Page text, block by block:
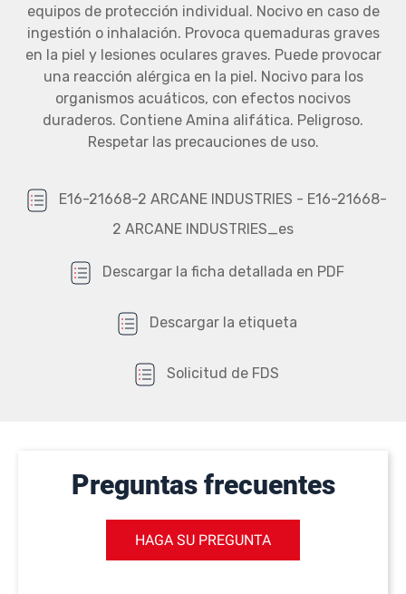
equipos de protección individual. Nocivo en caso de
ingestión o inhalación. Provoca quemaduras graves
en la piel y lesiones oculares graves. Puede provocar
una reacción alérgica en la piel. Nocivo para los
organismos acuáticos, con efectos nocivos
duraderos. Contiene Amina alifática. Peligroso.
Respetar las precauciones de uso.
E16-21668-2 ARCANE INDUSTRIES - E16-21668-
2 ARCANE INDUSTRIES_es
Descargar la ficha detallada en PDF
Descargar la etiqueta
Solicitud de FDS
Preguntas frecuentes
HAGA SU PREGUNTA